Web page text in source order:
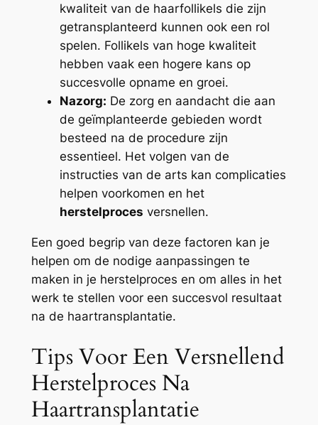
kwaliteit van de haarfollikels die zijn
getransplanteerd kunnen ook een rol
spelen. Follikels van hoge kwaliteit
hebben vaak een hogere kans op
succesvolle opname en groei.
Nazorg: De zorg en aandacht die aan
de geïmplanteerde gebieden wordt
besteed na de procedure zijn
essentieel. Het volgen van de
instructies van de arts kan complicaties
helpen voorkomen en het
herstelproces versnellen.
Een goed begrip van deze factoren kan je
helpen om de nodige aanpassingen te
maken in je herstelproces en om alles in het
werk te stellen voor een succesvol resultaat
na de haartransplantatie.
Tips Voor Een Versnellend
Herstelproces Na
Haartransplantatie